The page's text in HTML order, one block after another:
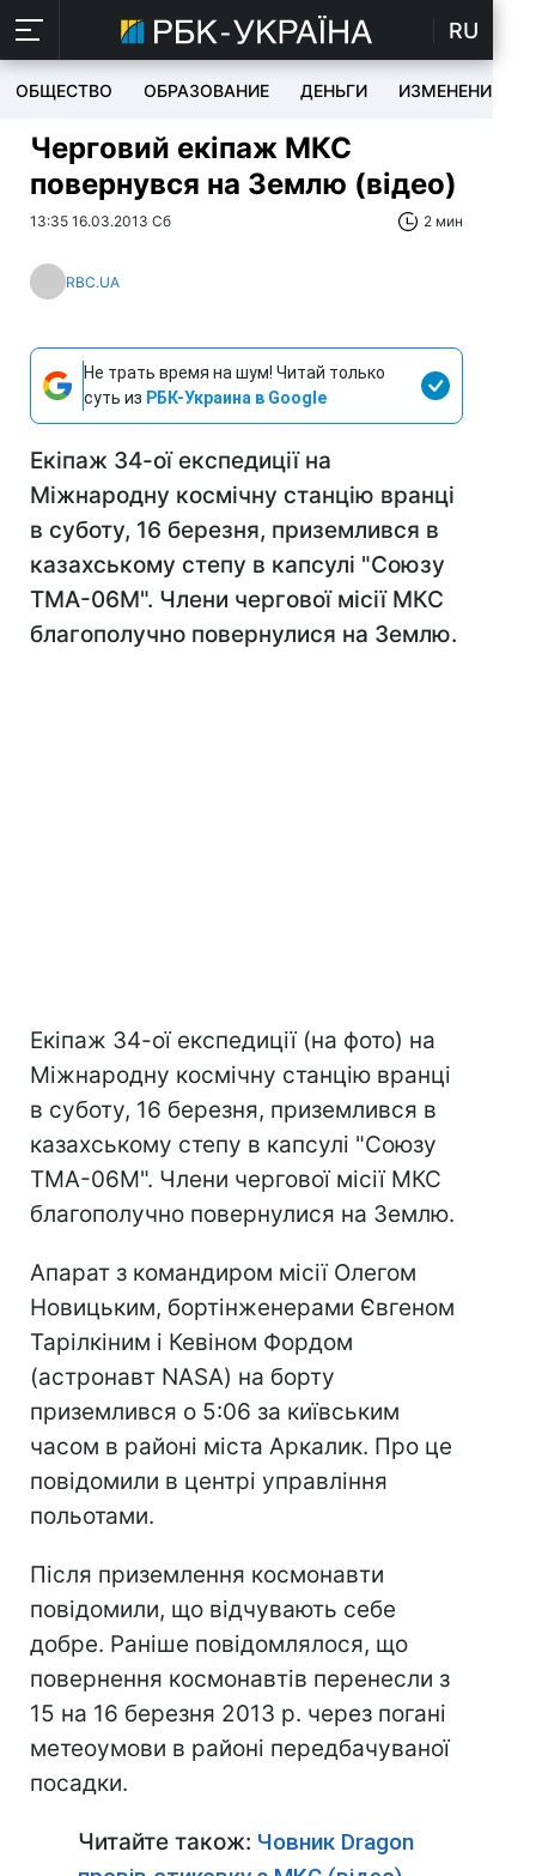
RU
ОБЩЕСТВО ОБРАЗОВАНИЕ ДЕНЬГИ ИЗМЕНЕНИЯ
Черговий екіпаж МКС
повернувся на Землю (відео)
13:35 16.03.2013 Сб 2 мин
RBC.UA
Не трать время на шум! Читай только
суть из РБК-Украина в Google
Екіпаж 34-ої експедиції на
Міжнародну космічну станцію вранці
в суботу, 16 березня, приземлився в
казахському степу в капсулі "Союзу
ТМА-06М". Члени чергової місії МКС
благополучно повернулися на Землю.
Екіпаж 34-ої експедиції (на фото) на
Міжнародну космічну станцію вранці
в суботу, 16 березня, приземлився в
казахському степу в капсулі "Союзу
ТМА-06М". Члени чергової місії МКС
благополучно повернулися на Землю.
Апарат з командиром місії Олегом
Новицьким, бортінженерами Євгеном
Тарілкіним і Кевіном Фордом
(астронавт NASA) на борту
приземлився о 5:06 за київським
часом в районі міста Аркалик. Про це
повідомили в центрі управління
польотами.
Після приземлення космонавти
повідомили, що відчувають себе
добре. Раніше повідомлялося, що
повернення космонавтів перенесли з
15 на 16 березня 2013 р. через погані
метеоумови в районі передбачуваної
посадки.
Читайте також: Човник Dragоn